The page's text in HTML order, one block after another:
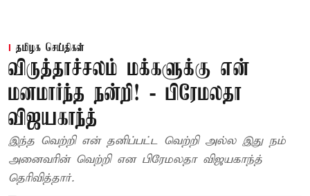
தமிழக செய்திகள்
விருத்தாச்சலம் மக்களுக்கு என்
மனமார்ந்த நன்றி! - பிரேமலதா
விஜயகாந்த்
இந்த வெற்றி என் தனிப்பட்ட வெற்றி அல்ல இது நம்
அனைவரின் வெற்றி என பிரேமலதா விஜயகாந்த்
தெரிவித்தார்.